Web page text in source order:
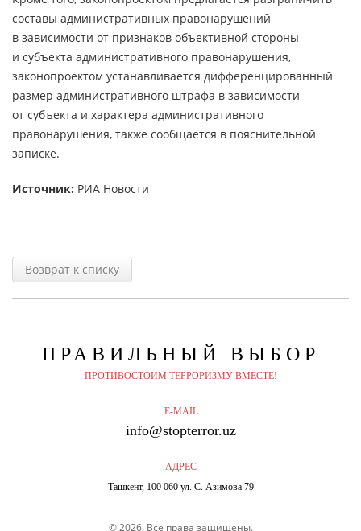
составы административных правонарушений
в зависимости от признаков объективной стороны
и субъекта административного правонарушения,
законопроектом устанавливается дифференцированный
размер административного штрафа в зависимости
от субъекта и характера административного
правонарушения, также сообщается в пояснительной
записке.
Источник: РИА Новости
Возврат к списку
ПРАВИЛЬНЫЙВЫБОР
ПРОТИВОСТОИМ ТЕРРОРИЗМУ ВМЕСТЕ!
E-MAIL
info@stopterror.uz
АДРЕС
Ташкент, 100 060 ул. С. Азимова 79
© 2026. Все права защищены.